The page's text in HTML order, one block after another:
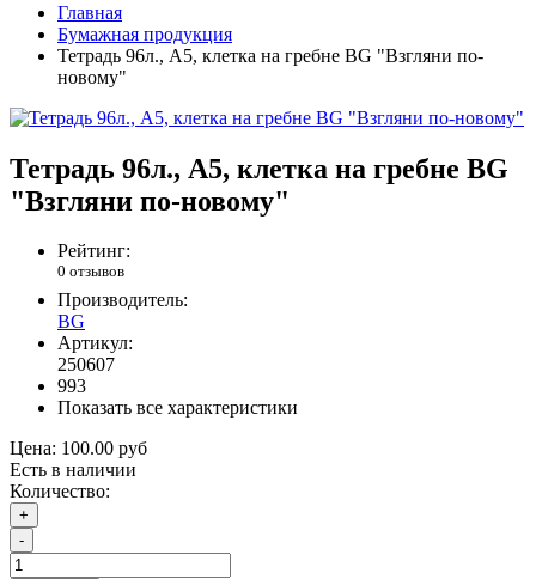
Главная
Бумажная продукция
Тетрадь 96л., А5, клетка на гребне BG "Взгляни по-
новому"
Тетрадь 96л., А5, клетка на гребне BG
"Взгляни по-новому"
Рейтинг:
0 отзывов
Производитель:
BG
Артикул:
250607
993
Показать все характеристики
Цена: 100.00 руб
Есть в наличии
Количество:
+
-